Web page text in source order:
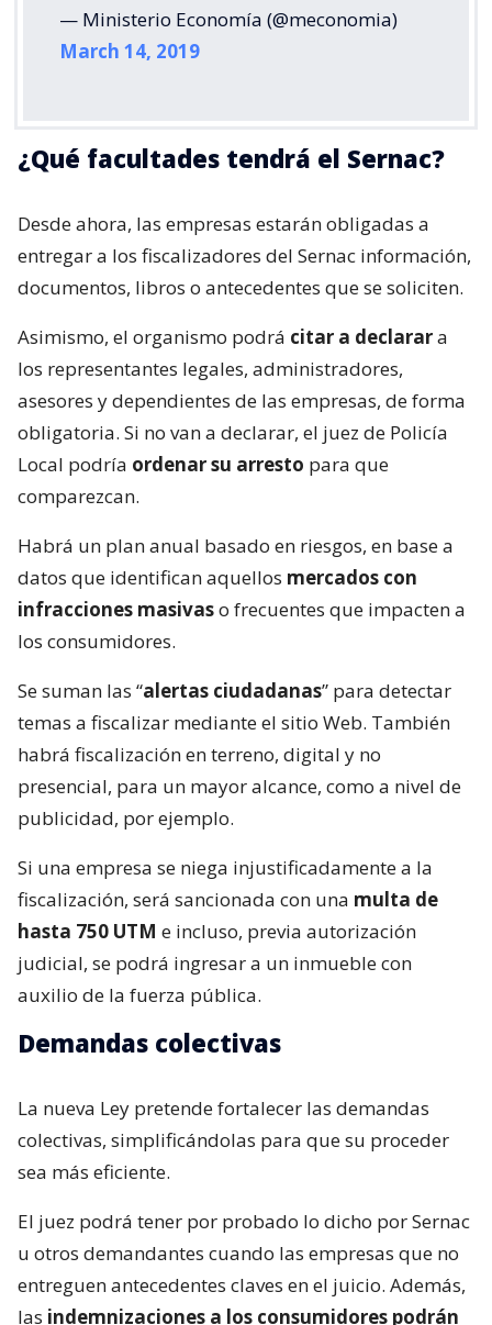
— Ministerio Economía (@meconomia)
March 14, 2019
¿Qué facultades tendrá el Sernac?
Desde ahora, las empresas estarán obligadas a
entregar a los fiscalizadores del Sernac información,
documentos, libros o antecedentes que se soliciten.
Asimismo, el organismo podrá citar a declarara
los representantes legales, administradores,
asesores y dependientes de las empresas, de forma
obligatoria. Si no van a declarar, el juez de Policía
Local podría ordenar su arresto para que
comparezcan.
Habrá un plan anual basado en riesgos, en base a
datos que identifican aquellos mercados con
infracciones masivaso frecuentes que impacten a
los consumidores.
Se suman las “alertas ciudadanas” para detectar
temas a fiscalizar mediante el sitio Web. También
habrá fiscalización en terreno, digital y no
presencial, para un mayor alcance, como a nivel de
publicidad, por ejemplo.
Si una empresa se niega injustificadamente a la
fiscalización, será sancionada con una multa de
hasta 750 UTM e incluso, previa autorización
judicial, se podrá ingresar a un inmueble con
auxilio de la fuerza pública.
Demandas colectivas
La nueva Ley pretende fortalecer las demandas
colectivas, simplificándolas para que su proceder
sea más eficiente.
El juez podrá tener por probado lo dicho por Sernac
u otros demandantes cuando las empresas que no
entreguen antecedentes claves en el juicio. Además,
las indemnizaciones a los consumidores podrán